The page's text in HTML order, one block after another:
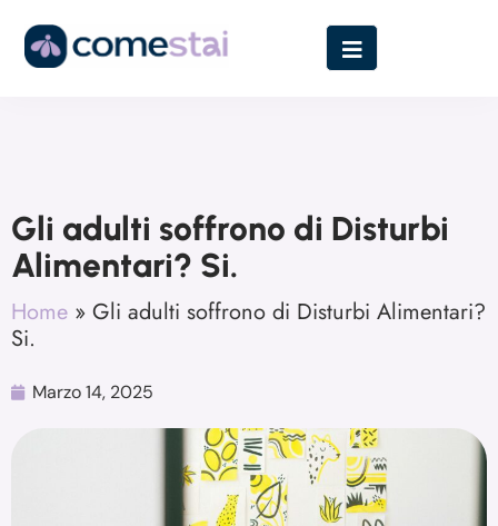
Gli adulti soffrono di Disturbi
Alimentari? Si.
Home » Gli adulti soffrono di Disturbi Alimentari?
Si.
Marzo 14, 2025